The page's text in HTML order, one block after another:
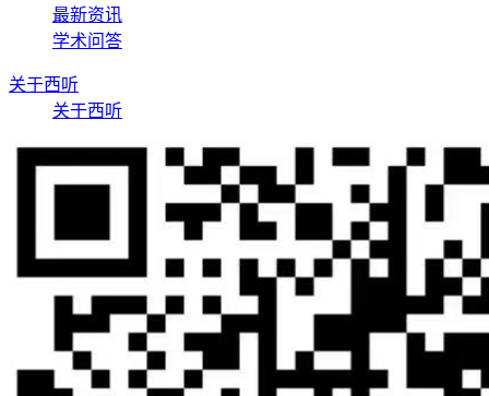
最新资讯
学术问答
关于西听
关于西听